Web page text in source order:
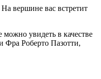
вершине вас встретит
увидеть в качестве
Фра Роберто Пазотти,